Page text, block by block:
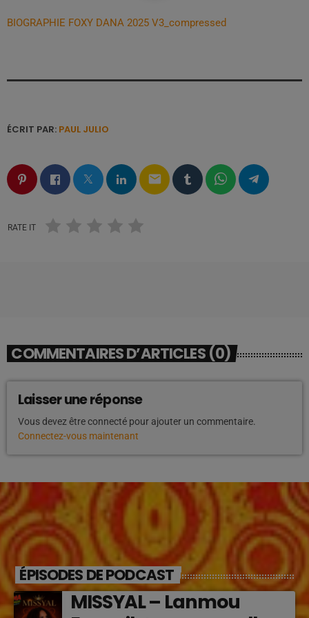
BIOGRAPHIE FOXY DANA 2025 V3_compressed
ÉCRIT PAR: PAUL JULIO
email
RATE IT
COMMENTAIRES D’ARTICLES (0)
Laisser une réponse
Vous devez être connecté pour ajouter un commentaire.
Connectez-vous maintenant
ÉPISODES DE PODCAST
MISSYAL – Lanmou